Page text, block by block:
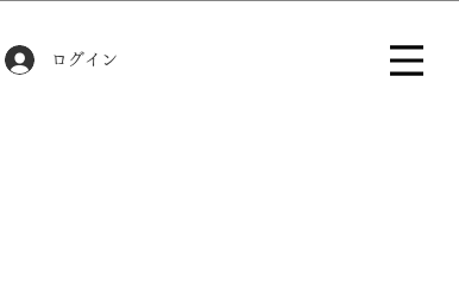
ログイン